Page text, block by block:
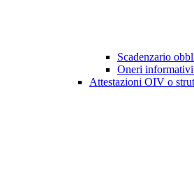
Scadenzario
Oneri
Attestazioni OIV o